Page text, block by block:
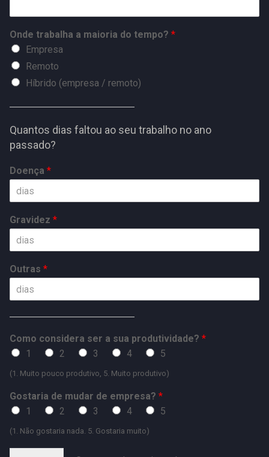
Onde trabalha a maioria do tempo? *
Empresa
Remoto
Híbrido (empresa / remoto)
Quantos dias faltou ao seu trabalho no ano
passado?
Doença *
Gravidez *
Outras *
Como considera ser a sua produtividade? *
1
2 3 4 5
(1. Muito pouco produtivo, 5. Muito produtivo)
Gostaria de mudar de empresa? *
1
2 3 4 5
(1. Não gostaria nada. 5. Gostaria muito)